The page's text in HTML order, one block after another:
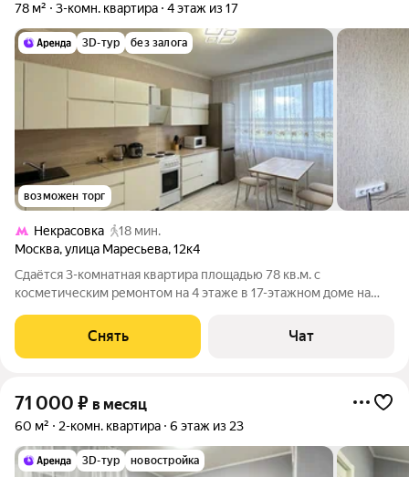
78 м²
3-комн. квартира 4 этаж из 17
3D-тур без залога
возможен торг
Некрасовка
18 мин.
Москва,улица Маресьева,12к4
Сдаётся 3-комнатная квартира площадью 78 кв.м. с
косметическим ремонтом на 4 этаже в 17-этажном доме на
Стиральная машина Холодильник Микроволновка Дом -
панельный, окна выходят во двор
Снять Чат
71 000 ₽ в месяц
60 м² 2-комн. квартира 6 этаж из 23
3D-тур новостройка